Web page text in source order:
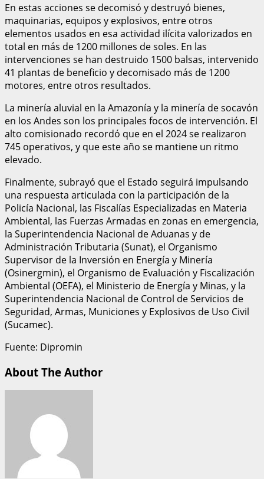
En estas acciones se decomisó y destruyó bienes,
maquinarias, equipos y explosivos, entre otros
elementos usados en esa actividad ilícita valorizados en
total en más de 1200 millones de soles. En las
intervenciones se han destruido 1500 balsas, intervenido
41 plantas de beneficio y decomisado más de 1200
motores, entre otros resultados.
La minería aluvial en la Amazonía y la minería de socavón
en los Andes son los principales focos de intervención. El
alto comisionado recordó que en el 2024 se realizaron
745 operativos, y que este año se mantiene un ritmo
elevado.
Finalmente, subrayó que el Estado seguirá impulsando
una respuesta articulada con la participación de la
Policía Nacional, las Fiscalías Especializadas en Materia
Ambiental, las Fuerzas Armadas en zonas en emergencia,
la Superintendencia Nacional de Aduanas y de
Administración Tributaria (Sunat), el Organismo
Supervisor de la Inversión en Energía y Minería
(Osinergmin), el Organismo de Evaluación y Fiscalización
Ambiental (OEFA), el Ministerio de Energía y Minas, y la
Superintendencia Nacional de Control de Servicios de
Seguridad, Armas, Municiones y Explosivos de Uso Civil
(Sucamec).
Fuente: Dipromin
About The Author